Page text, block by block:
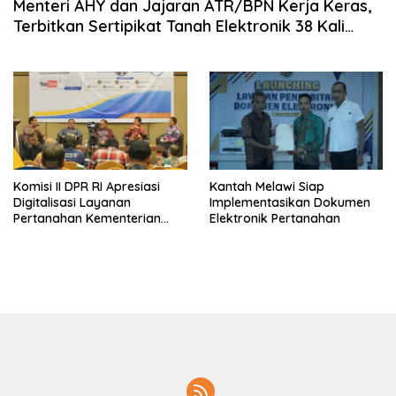
Menteri AHY dan Jajaran ATR/BPN Kerja Keras,
Terbitkan Sertipikat Tanah Elektronik 38 Kali
Komisi II DPR RI Apresiasi
Digitalisasi Layanan
Pertanahan Kementerian
Kantah Melawi Siap
Implementasikan Dokumen
Elektronik Pertanahan